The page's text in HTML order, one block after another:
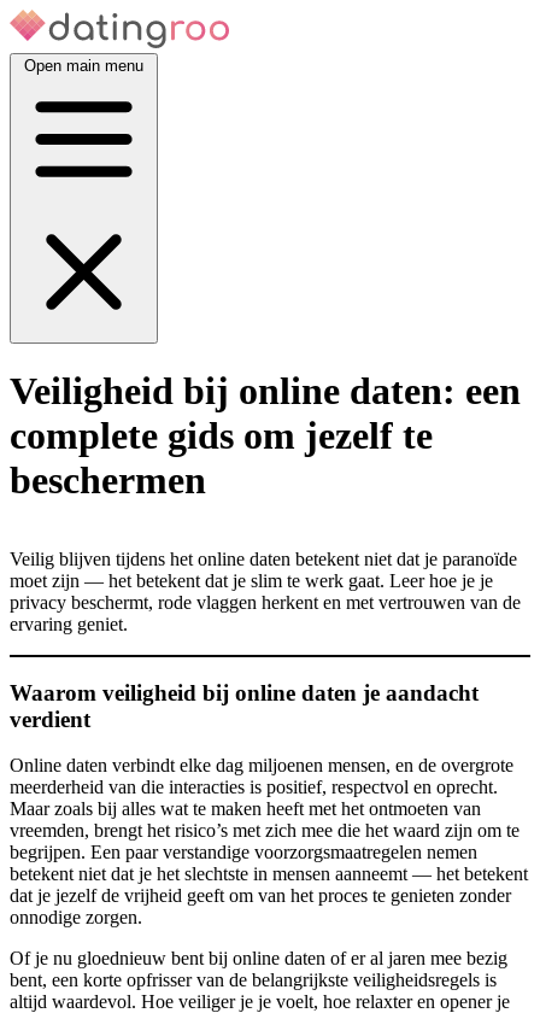
Open main menu
Veiligheid bij online daten: een
complete gids om jezelf te
beschermen
Veilig blijven tijdens het online daten betekent niet dat je paranoïde
moet zijn — het betekent dat je slim te werk gaat. Leer hoe je je
privacy beschermt, rode vlaggen herkent en met vertrouwen van de
ervaring geniet.
Waarom veiligheid bij online daten je aandacht
verdient
Online daten verbindt elke dag miljoenen mensen, en de overgrote
meerderheid van die interacties is positief, respectvol en oprecht.
Maar zoals bij alles wat te maken heeft met het ontmoeten van
vreemden, brengt het risico’s met zich mee die het waard zijn om te
begrijpen. Een paar verstandige voorzorgsmaatregelen nemen
betekent niet dat je het slechtste in mensen aanneemt — het betekent
dat je jezelf de vrijheid geeft om van het proces te genieten zonder
onnodige zorgen.
Of je nu gloednieuw bent bij online daten of er al jaren mee bezig
bent, een korte opfrisser van de belangrijkste veiligheidsregels is
altijd waardevol. Hoe veiliger je je voelt, hoe relaxter en opener je